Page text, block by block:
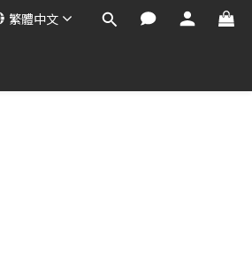
繁體中文